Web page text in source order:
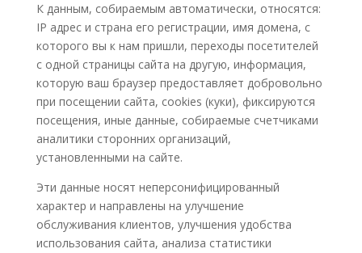
К данным, собираемым автоматически, относятся:
IP адрес и страна его регистрации, имя домена, с
которого вы к нам пришли, переходы посетителей
с одной страницы сайта на другую, информация,
которую ваш браузер предоставляет добровольно
при посещении сайта, cookies (куки), фиксируются
посещения, иные данные, собираемые счетчиками
аналитики сторонних организаций,
установленными на сайте.
Эти данные носят неперсонифицированный
характер и направлены на улучшение
обслуживания клиентов, улучшения удобства
использования сайта, анализа статистики